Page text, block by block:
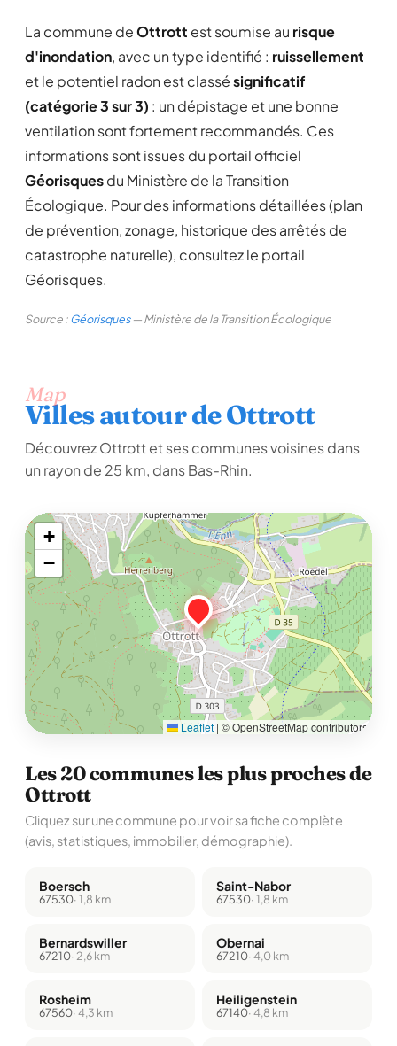
La commune deOttrott est soumise au risque
d'inondation, avec un type identifié : ruissellement
et le potentiel radon est classésignificatif
(catégorie 3 sur 3) : un dépistage et une bonne
ventilation sont fortement recommandés. Ces
informations sont issues du portail officiel
Géorisquesdu Ministère de la Transition
Écologique. Pour des informations détaillées (plan
de prévention, zonage, historique des arrêtés de
catastrophe naturelle), consultez le portail
Géorisques.
Source :Géorisques— Ministère de la Transition Écologique
Map
Villes autour de Ottrott
Découvrez Ottrott et ses communes voisines dans
un rayon de 25 km, dans Bas-Rhin.
+
−
Leaflet | © OpenStreetMap contributors
Les 20 communes les plus proches de
Ottrott
Cliquez sur une commune pour voir sa fiche complète
(avis, statistiques, immobilier, démographie).
Boersch
67530· 1,8 km
Saint-Nabor
67530· 1,8 km
Bernardswiller
67210· 2,6 km
Obernai
67210· 4,0 km
Rosheim
67560· 4,3 km
Heiligenstein
67140· 4,8 km